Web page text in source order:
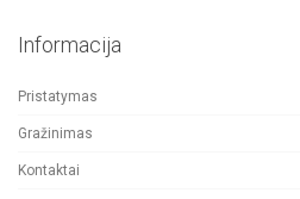
Informacija
Pristatymas
Gražinimas
Kontaktai